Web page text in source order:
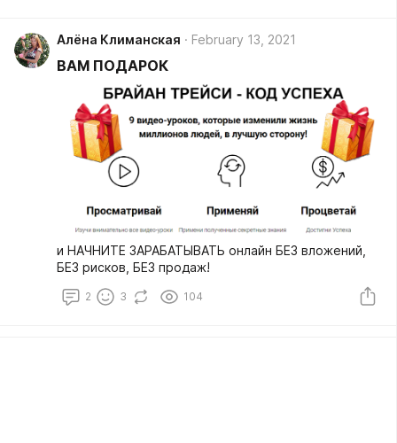
Алёна Климанская February 13, 2021
ВАМ ПОДАРОК
и НАЧНИТЕ ЗАРАБАТЫВАТЬ онлайн БЕЗ вложений,
БЕЗ рисков, БЕЗ продаж!
2 3 104